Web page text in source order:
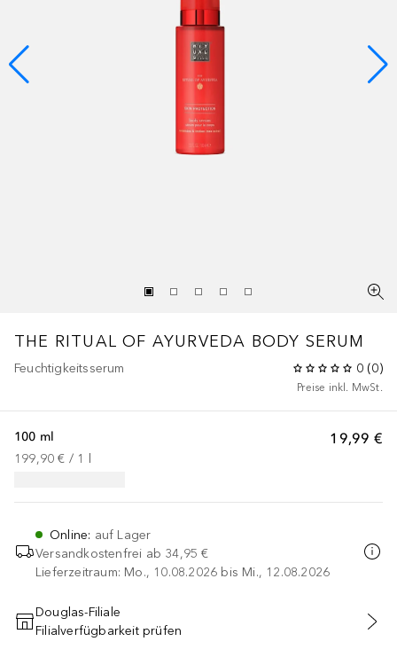
THE RITUAL OF AYURVEDA BODY SERUM
Feuchtigkeitsserum 0 (0)
Preise inkl. MwSt.
19,99 €
100 ml
199,90 € / 1
Online: auf Lager
Versandkostenfrei ab 34,95 €
Lieferzeitraum: Mo., 10.08.2026 bis Mi., 12.08.2026
IN DEN WARENKORB
Douglas-Filiale
Filialverfügbarkeit prüfen